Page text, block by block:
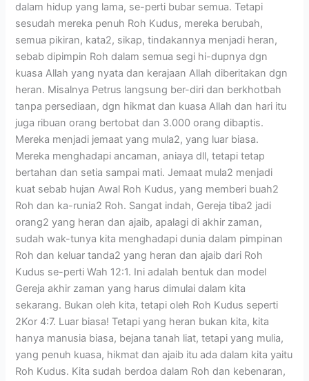
dalam hidup yang lama, se-perti bubar semua. Tetapi
sesudah mereka penuh Roh Kudus, mereka berubah,
semua pikiran, kata2, sikap, tindakannya menjadi heran,
sebab dipimpin Roh dalam semua segi hi-dupnya dgn
kuasa Allah yang nyata dan kerajaan Allah diberitakan dgn
heran. Misalnya Petrus langsung ber-diri dan berkhotbah
tanpa persediaan, dgn hikmat dan kuasa Allah dan hari itu
juga ribuan orang bertobat dan 3.000 orang dibaptis.
Mereka menjadi jemaat yang mula2, yang luar biasa.
Mereka menghadapi ancaman, aniaya dll, tetapi tetap
bertahan dan setia sampai mati. Jemaat mula2 menjadi
kuat sebab hujan Awal Roh Kudus, yang memberi buah2
Roh dan ka-runia2 Roh. Sangat indah, Gereja tiba2 jadi
orang2 yang heran dan ajaib, apalagi di akhir zaman,
sudah wak-tunya kita menghadapi dunia dalam pimpinan
Roh dan keluar tanda2 yang heran dan ajaib dari Roh
Kudus se-perti Wah 12:1. Ini adalah bentuk dan model
Gereja akhir zaman yang harus dimulai dalam kita
sekarang. Bukan oleh kita, tetapi oleh Roh Kudus seperti
2Kor 4:7. Luar biasa! Tetapi yang heran bukan kita, kita
hanya manusia biasa, bejana tanah liat, tetapi yang mulia,
yang penuh kuasa, hikmat dan ajaib itu ada dalam kita yaitu
Roh Kudus. Kita sudah berdoa dalam Roh dan kebenaran,